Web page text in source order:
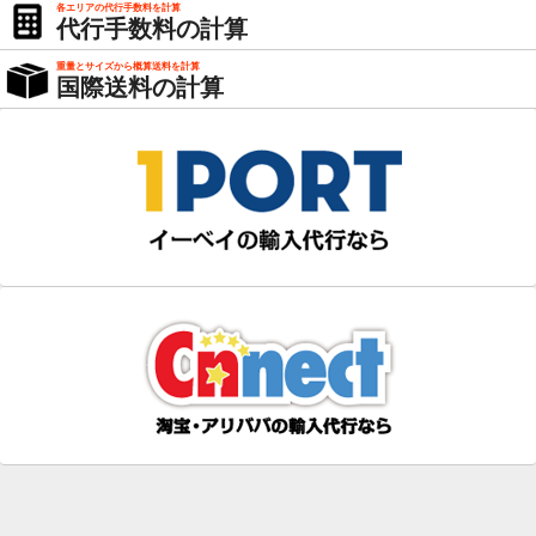
各エリアの代行手数料を計算
代行手数料の計算
重量とサイズから概算送料を計算
国際送料の計算